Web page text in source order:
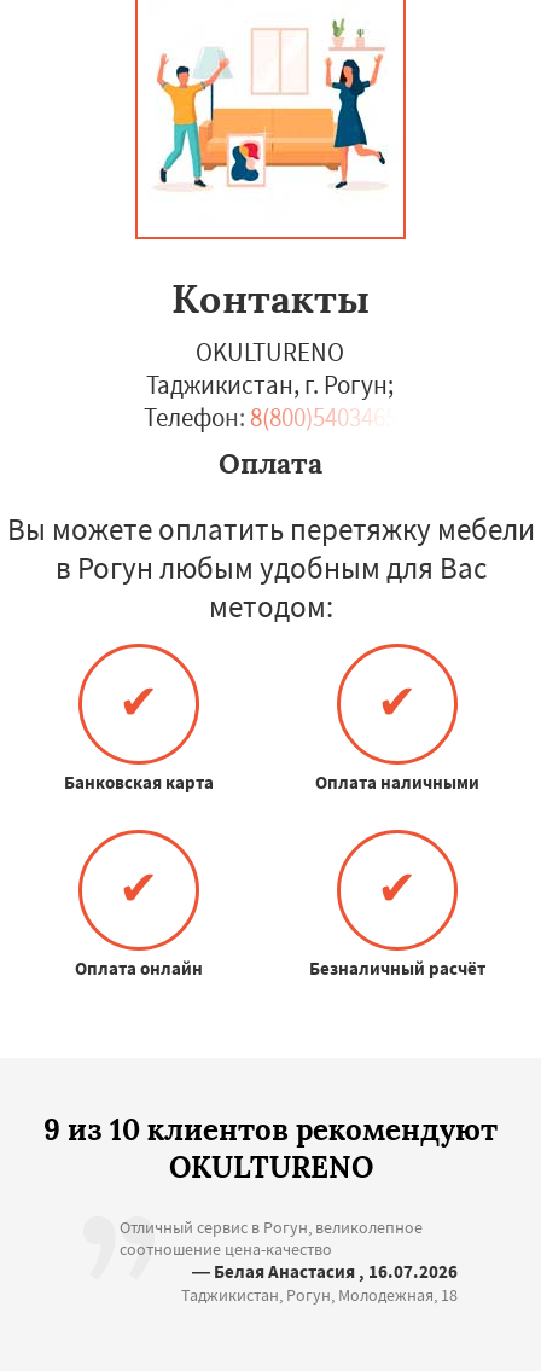
Контакты
OKULTURENO
Таджикистан, г. Рогун;
Телефон: 8(800)5403465
Оплата
Вы можете оплатить перетяжку мебели
в Рогун любым удобным для Вас
методом:
✔
Банковская карта
✔
Оплата наличными
✔
Оплата онлайн
✔
Безналичный расчёт
9 из 10 клиентов рекомендуют
OKULTURENO
Отличный сервис в Рогун, великолепное
соотношение цена-качество
— Белая Анастасия , 16.07.2026
Таджикистан, Рогун, Молодежная, 18